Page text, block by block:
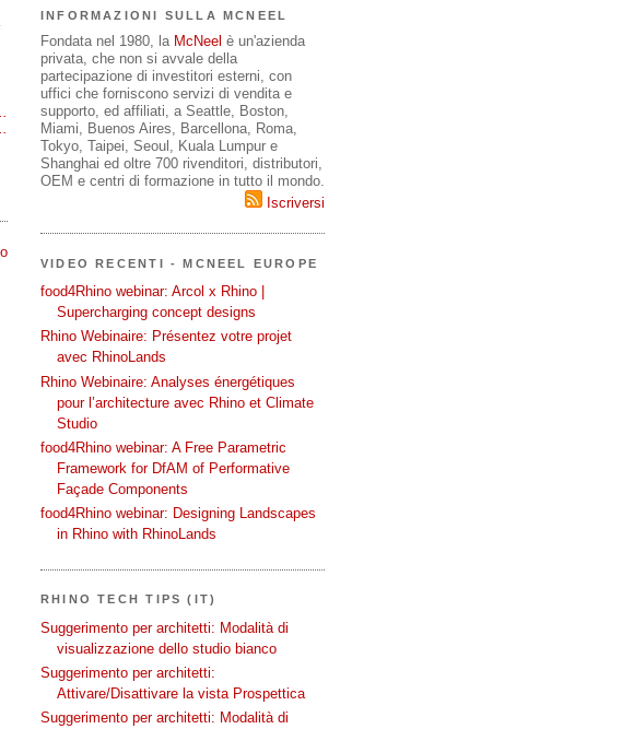
INFORMAZIONI SULLA MCNEEL
Fondata nel 1980, la McNeel è un'azienda
privata, che non si avvale della
partecipazione di investitori esterni, con
uffici che forniscono servizi di vendita e
supporto, ed affiliati, a Seattle, Boston,
Miami, Buenos Aires, Barcellona, Roma,
Tokyo, Taipei, Seoul, Kuala Lumpur e
Shanghai ed oltre 700 rivenditori, distributori,
OEM e centri di formazione in tutto il mondo.
Iscriversi
VIDEO RECENTI - MCNEEL EUROPE
food4Rhino webinar: Arcol x Rhino |
Supercharging concept designs
Rhino Webinaire: Présentez votre projet
avec RhinoLands
Rhino Webinaire: Analyses énergétiques
pour l’architecture avec Rhino et Climate
Studio
food4Rhino webinar: A Free Parametric
Framework for DfAM of Performative
Façade Components
food4Rhino webinar: Designing Landscapes
in Rhino with RhinoLands
RHINO TECH TIPS (IT)
Suggerimento per architetti: Modalità di
visualizzazione dello studio bianco
Suggerimento per architetti:
Attivare/Disattivare la vista Prospettica
Suggerimento per architetti: Modalità di